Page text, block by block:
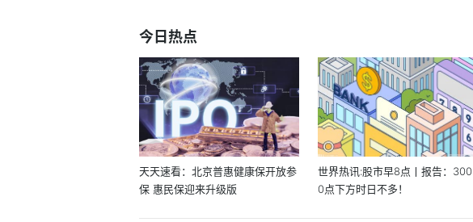
今日热点
天天速看：北京普惠健康保开放参
保 惠民保迎来升级版
世界热讯:股市早8点丨报告：300
0点下方时日不多！